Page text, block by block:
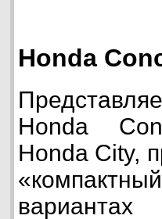
Honda
Honda
Honda City,